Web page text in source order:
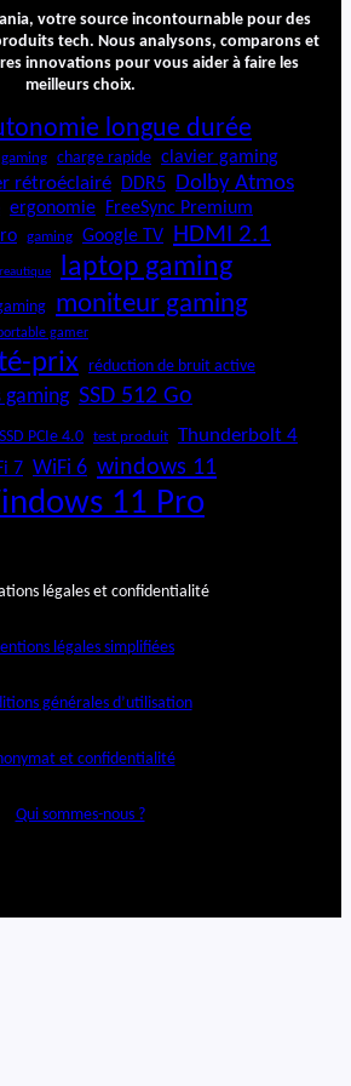
votre source incontournable pour des
tech. Nous analysons, comparons et
innovations pour vous aider à faire les
meilleurs choix.
longue durée
charge rapide clavier gaming
rétroéclairé DDR5 Dolby Atmos
ergonomie
FreeSync Premium
gaming Google TV HDMI 2.1
laptop gaming
moniteur gaming
gamer
prix réduction de bruit active
gaming SSD 512 Go
SSD PCIe 4.0 test produit Thunderbolt 4
7 WiFi 6 windows 11
11 Pro
légales et confidentialité
légales simplifiées
générales d’utilisation
et confidentialité
Qui sommes-nous ?